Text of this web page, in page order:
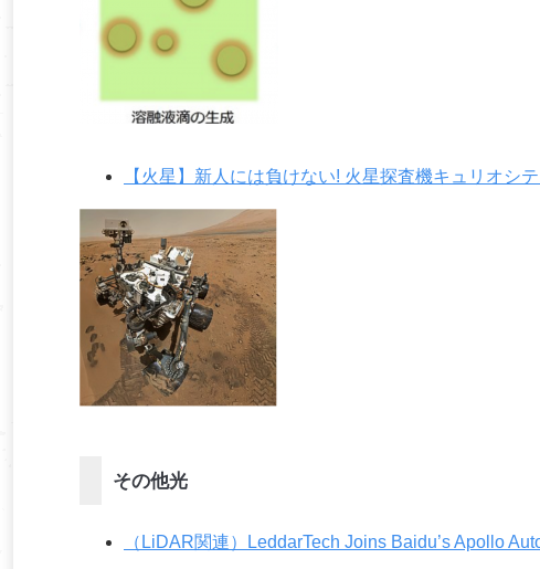
【火星】新人には負けない! 火星探査機キュリオシ
その他光
（LiDAR関連）LeddarTech Joins Baidu’s Apollo